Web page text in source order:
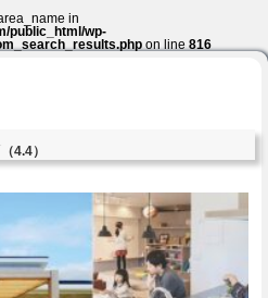
in
public_html/wp-
on line816
（4.4）